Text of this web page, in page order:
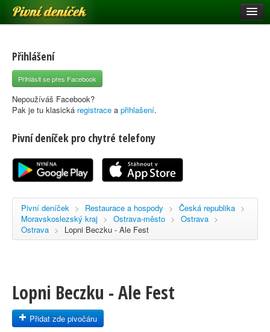
Pivní deníček
Pivní mapa
Pivní značky
Nápověda
Registrace
Přihlášení
Přihlásit se přes Facebook
Nepoužíváš Facebook?
Pak je tu klasická registrace a přihlašení.
Pivní deníček pro chytré telefony
Pivní deníček > Restaurace a hospody > Česká republika >
Moravskoslezský kraj > Ostrava-město > Ostrava >
Ostrava > Lopni Beczku - Ale Fest
Lopni Beczku - Ale Fest
Přidat zde pivočáru